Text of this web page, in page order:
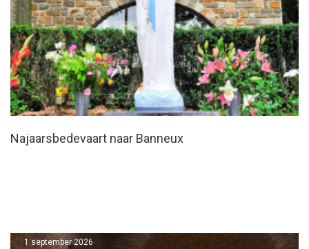
Najaarsbedevaart naar Banneux
1 september 2026